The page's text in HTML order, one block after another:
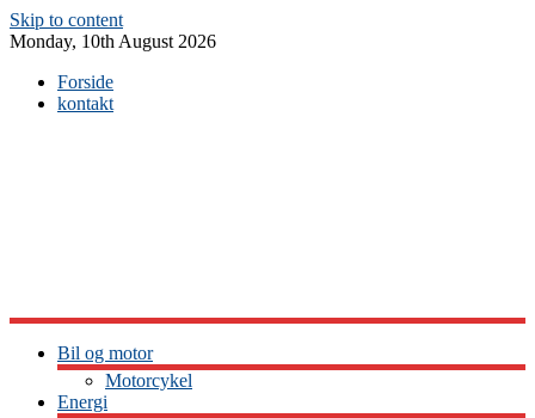
Skip to content
Monday, 10th August 2026
Forside
kontakt
Bil og motor
Motorcykel
Energi